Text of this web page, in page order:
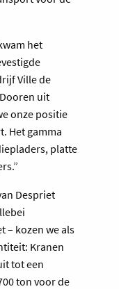
het
Ville de
uit
onze positie
Het gamma
platte
Despriet
– kozen we als
Kranen
tot een
ton voor de